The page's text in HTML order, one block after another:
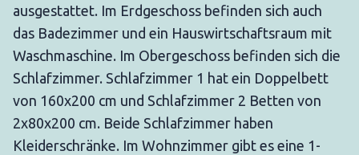
ausgestattet. Im Erdgeschoss befinden sich auch
das Badezimmer und ein Hauswirtschaftsraum mit
Waschmaschine. Im Obergeschoss befinden sich die
Schlafzimmer. Schlafzimmer 1 hat ein Doppelbett
von 160x200 cm und Schlafzimmer 2 Betten von
2x80x200 cm. Beide Schlafzimmer haben
Kleiderschränke. Im Wohnzimmer gibt es eine 1-